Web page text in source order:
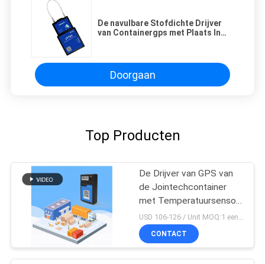
De navulbare Stofdichte Drijver
van Containergps met Plaats In
Doorgaan
Top Producten
De Drijver van GPS van
de Jointechcontainer
met Temperatuursensor
voor Koude Logistische
Ketting
CONTACT